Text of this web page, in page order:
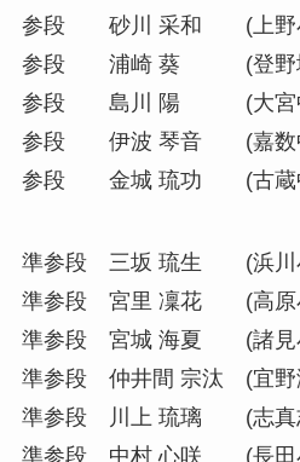
参段 砂川 采和 (上野
参段 浦崎 葵 (登野
参段 島川 陽 (大宮
参段 伊波 琴音 (嘉数
参段 金城 琉功 (古蔵
準参段 三坂 琉生 (浜川
準参段 宮里 凜花 (高原
準参段 宮城 海夏 (諸見
準参段 仲井間 宗汰 (宜野
準参段 川上 琉璃 (志真
準参段 中村 心咲 (長田